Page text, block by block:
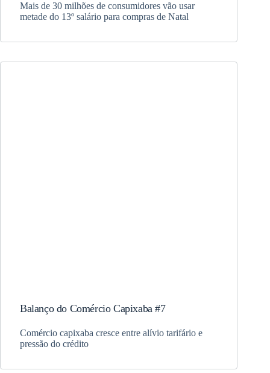
Mais de 30 milhões de consumidores vão usar
metade do 13º salário para compras de Natal
Balanço do Comércio Capixaba #7
Comércio capixaba cresce entre alívio tarifário e
pressão do crédito